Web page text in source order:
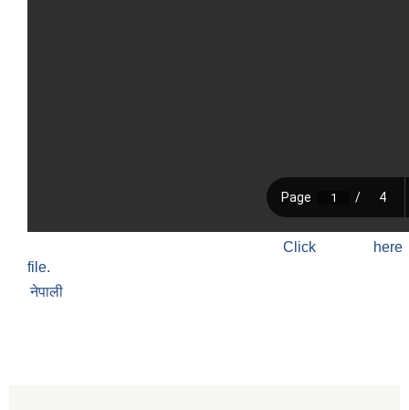
Click
file.
नेपाली